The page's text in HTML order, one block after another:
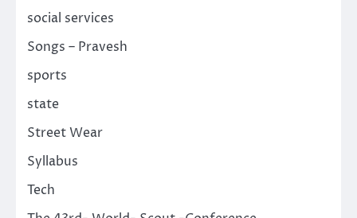
social services
Songs – Pravesh
sports
state
Street Wear
Syllabus
Tech